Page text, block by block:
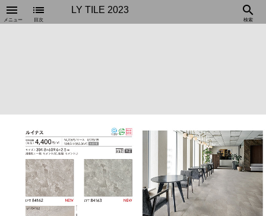
menu
メニュー
LY TILE 2023
list
目次
search
検索